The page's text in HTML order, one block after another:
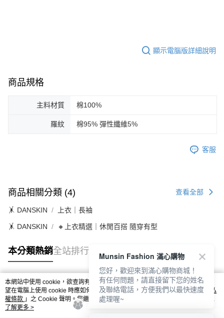
顯示電腦版詳細說明
商品規格
主料材質 棉100%
羅紋 棉95% 彈性纖維5%
客服
商品相關分類 (4) 查看全部
🤸 DANSKIN 上衣｜長袖
🤸 DANSKIN 🔸上衣精選｜休閒百搭 隨穿有型
本分類熱銷全站排行
熱門標籤
本網站中使用 cookie，欲查詢有關本網站使用 cookie 方式之詳情，及若您不希
望在電腦上使用 cookie 時應如何變更電腦的 cookie 設定，請參閱本網站「
隱私
權條款 」之 Cookie 聲明。您繼續使用本網站即表示您同意本公司得按本網站使
用條款之 Cookie 聲明使用 cookie。
了解更多 >
Munsin Fashion 滿心購物
您好，歡迎來到滿心購物商城！
有任何問題，請直接留下您的姓名
及聯絡電話，方便我們以最快速度
處理喔~